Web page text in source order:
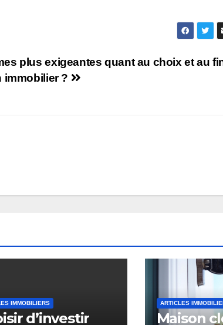
plus exigeantes quant au choix et au
immobilier ?
IMMOBILIERS
d’investir
ARTICLES
Maison